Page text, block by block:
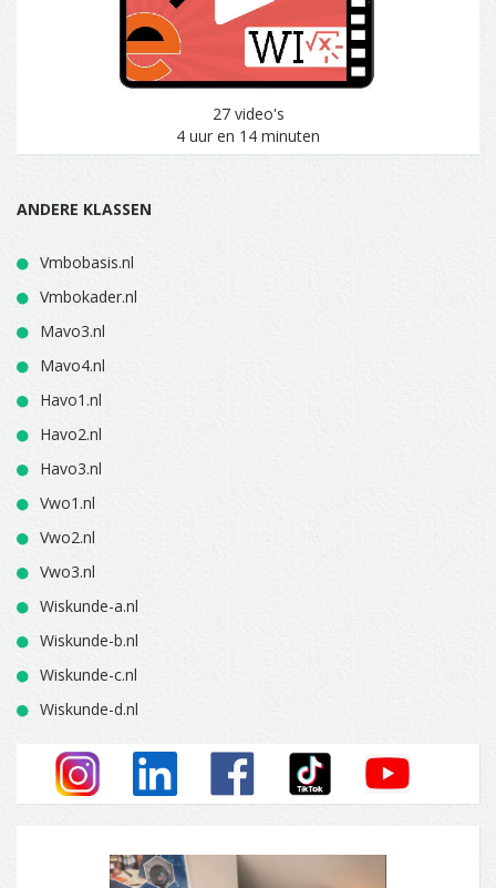
27 video's
4 uur en 14 minuten
ANDERE KLASSEN
Vmbobasis.nl
Vmbokader.nl
Mavo3.nl
Mavo4.nl
Havo1.nl
Havo2.nl
Havo3.nl
Vwo1.nl
Vwo2.nl
Vwo3.nl
Wiskunde-a.nl
Wiskunde-b.nl
Wiskunde-c.nl
Wiskunde-d.nl